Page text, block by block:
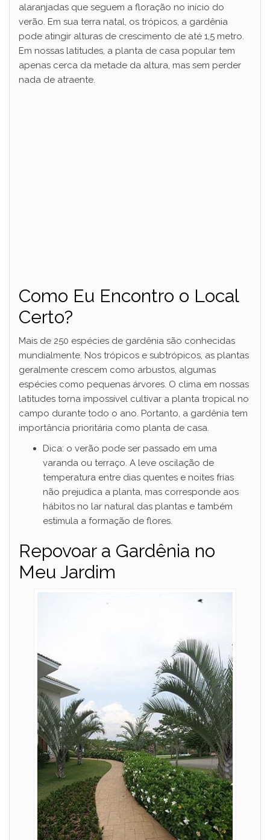
alaranjadas que seguem a floração no início do
verão. Em sua terra natal, os trópicos, a gardênia
pode atingir alturas de crescimento de até 1,5 metro.
Em nossas latitudes, a planta de casa popular tem
apenas cerca da metade da altura, mas sem perder
nada de atraente.
Como Eu Encontro o Local
Certo?
Mais de 250 espécies de gardênia são conhecidas
mundialmente. Nos trópicos e subtrópicos, as plantas
geralmente crescem como arbustos, algumas
espécies como pequenas árvores. O clima em nossas
latitudes torna impossível cultivar a planta tropical no
campo durante todo o ano. Portanto, a gardênia tem
importância prioritária como planta de casa.
Dica: o verão pode ser passado em uma
varanda ou terraço. A leve oscilação de
temperatura entre dias quentes e noites frias
não prejudica a planta, mas corresponde aos
hábitos no lar natural das plantas e também
estimula a formação de flores.
Repovoar a Gardênia no
Meu Jardim